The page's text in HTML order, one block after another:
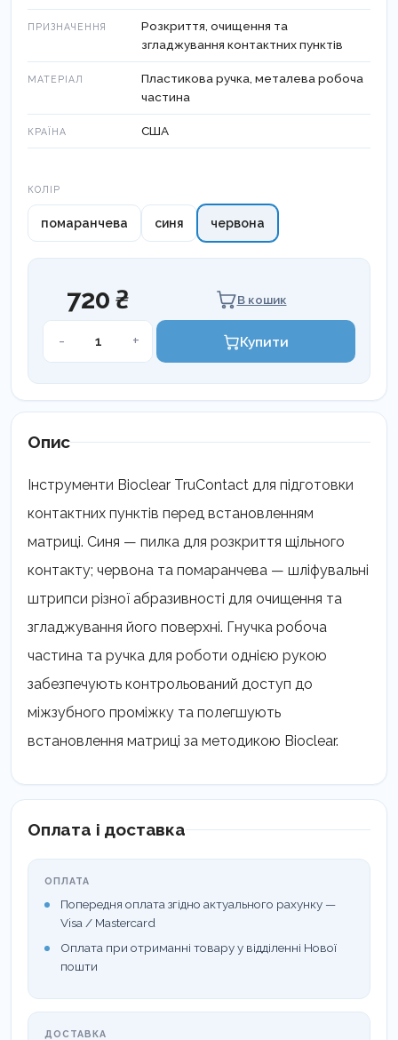
ПРИЗНАЧЕННЯ
Розкриття, очищення та
згладжування контактних пунктів
МАТЕРІАЛ
Пластикова ручка, металева робоча
частина
КРАЇНА США
КОЛІР
помаранчева синя червона
720 ₴ В кошик
-
Штрипси
+ Купити
Опис
Інструменти Bioclear TruContact для підготовки
контактних пунктів перед встановленням
матриці. Синя — пилка для розкриття щільного
контакту; червона та помаранчева — шліфувальні
штрипси різної абразивності для очищення та
згладжування його поверхні. Гнучка робоча
частина та ручка для роботи однією рукою
забезпечують контрольований доступ до
міжзубного проміжку та полегшують
встановлення матриці за методикою Bioclear.
Оплата і доставка
ОПЛАТА
Попередня оплата згідно актуального рахунку —
Visa / Mastercard
Оплата при отриманні товару у відділенні Нової
пошти
ДОСТАВКА